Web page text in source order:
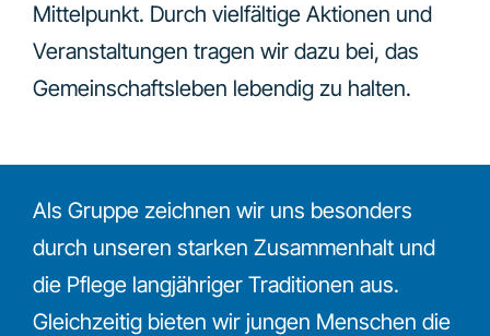
Mittelpunkt. Durch vielfältige Aktionen und
Veranstaltungen tragen wir dazu bei, das
Gemeinschaftsleben lebendig zu halten.
Als Gruppe zeichnen wir uns besonders
durch unseren starken Zusammenhalt und
die Pflege langjähriger Traditionen aus.
Gleichzeitig bieten wir jungen Menschen die